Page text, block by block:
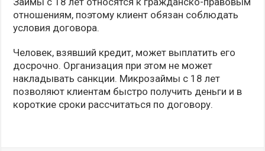
отношениям, поэтому клиент обязан соблюдать
условия договора.
Человек, взявший кредит, может выплатить его
досрочно. Организация при этом не может
накладывать санкции. Микрозаймы с 18 лет
позволяют клиентам быстро получить деньги и в
короткие сроки рассчитаться по договору.